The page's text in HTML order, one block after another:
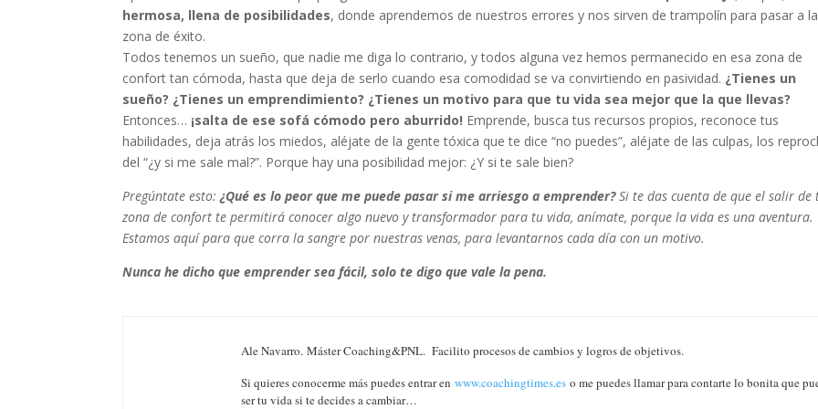
hermosa, llena de posibilidades, donde aprendemos de nuestros errores y nos sirven de trampolín para pasar a la
zona de éxito.
Todos tenemos un sueño, que nadie me diga lo contrario, y todos alguna vez hemos permanecido en esa zona de
confort tan cómoda, hasta que deja de serlo cuando esa comodidad se va convirtiendo en pasividad. ¿Tienes un
sueño? ¿Tienes un emprendimiento? ¿Tienes un motivo para que tu vida sea mejor que la que llevas?
Entonces… ¡salta de ese sofá cómodo pero aburrido! Emprende, busca tus recursos propios, reconoce tus
habilidades, deja atrás los miedos, aléjate de la gente tóxica que te dice “no puedes”, aléjate de las culpas, los
del “¿y si me sale mal?”. Porque hay una posibilidad mejor: ¿Y si te sale bien?
Pregúntate esto:¿Qué es lo peor que me puede pasar si me arriesgo a emprender?Si te das cuenta de que el salir de
zona de confort te permitirá conocer algo nuevo y transformador para tu vida, anímate, porque la vida es una aventura.
Estamos aquí para que corra la sangre por nuestras venas, para levantarnos cada día con un motivo.
Nunca he dicho que emprender sea fácil, solo te digo que vale la pena.
Ale Navarro.Máster Coaching&PNL. Facilito procesos de cambios y logros de objetivos.
Si quieres conocerme más puedes entrar en www.coachingtimes.eso me puedes llamar para contarte lo bonita que
ser tu vida si te decides a cambiar…